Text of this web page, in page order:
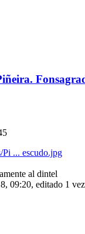
... escudo.jpg
al dintel
09:20, editado 1